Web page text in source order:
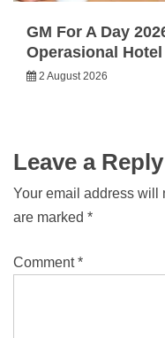
GM For A Day
Operasional
2 August 2026
Leave a Reply
Your email address will
are marked *
Comment*